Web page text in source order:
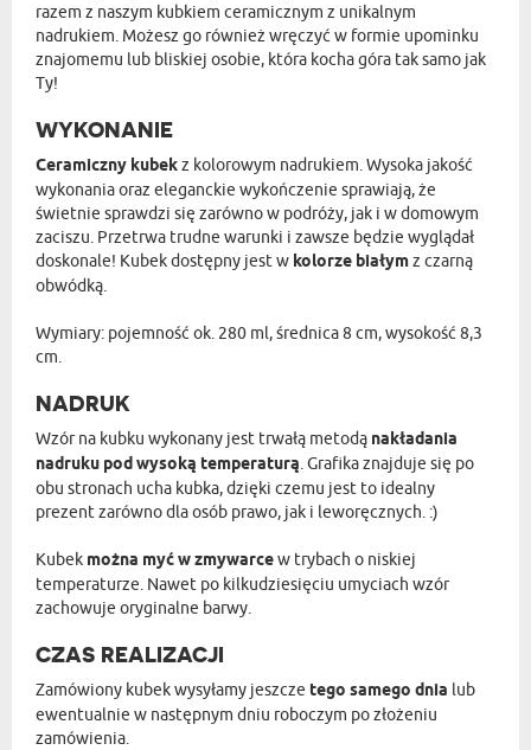
razem z naszym kubkiem ceramicznym z unikalnym
nadrukiem. Możesz go również wręczyć w formie upominku
znajomemu lub bliskiej osobie, która kocha góra tak samo jak
Ty!
WYKONANIE
Ceramiczny kubekz kolorowym nadrukiem. Wysoka jakość
wykonania oraz eleganckie wykończenie sprawiają, że
świetnie sprawdzi się zarówno w podróży, jak i w domowym
zaciszu. Przetrwa trudne warunki i zawsze będzie wyglądał
doskonale! Kubek dostępny jest w kolorze białymz czarną
obwódką.
Wymiary: pojemność ok. 280 ml, średnica 8 cm, wysokość 8,3
cm.
NADRUK
Wzór na kubku wykonany jest trwałą metodą nakładania
nadruku pod wysoką temperaturą. Grafika znajduje się po
obu stronach ucha kubka, dzięki czemu jest to idealny
prezent zarówno dla osób prawo, jak i leworęcznych. :)
Kubek można myć w zmywarcew trybach o niskiej
temperaturze. Nawet po kilkudziesięciu umyciach wzór
zachowuje oryginalne barwy.
CZAS REALIZACJI
Zamówiony kubek wysyłamy jeszcze tego samego dnia lub
ewentualnie w następnym dniu roboczym po złożeniu
zamówienia.